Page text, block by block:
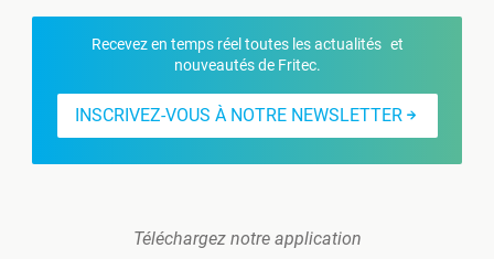
Recevez en temps réel toutes les actualités et
nouveautés de Fritec.
INSCRIVEZ-VOUS À NOTRE NEWSLETTER
Téléchargez notre application